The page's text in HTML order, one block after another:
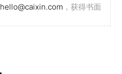
hello@caixin.com ，获得书面